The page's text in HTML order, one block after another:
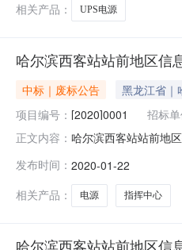
相关产品：
UPS电源
哈尔滨西客站站前地区信
中标｜废标公告 黑龙江省｜
项目编号： [2020]0001 招标单
正文内容： 哈尔滨西客站站前地
号：
发布时间： 2020-01-22
相关产品：
电源 指挥中心
哈尔滨西客站站前地区信